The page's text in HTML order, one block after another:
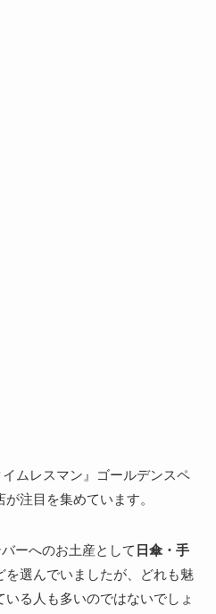
ムレスマン』ゴールデンスペ
注目を集めています。
ーへのお土産として 日傘・手
を選んでいましたが、どれも魅
る人も多いのではないでしょ